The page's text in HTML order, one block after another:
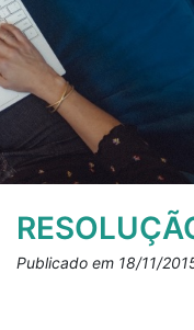
Publicado em 18/11/